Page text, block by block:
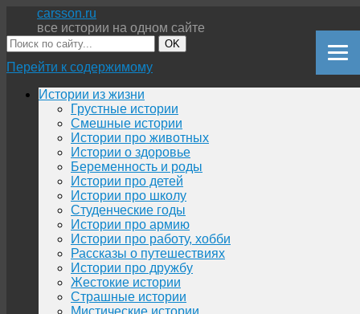
carsson.ru
все истории на одном сайте
OK
Перейти к содержимому
Истории из жизни
Грустные истории
Смешные истории
Истории про животных
Истории о здоровье
Беременность и роды
Истории про детей
Истории про школу
Студенческие годы
Истории про армию
Истории про работу, хобби
Рассказы о путешествиях
Истории про дружбу
Жестокие истории
Страшные истории
Мистические истории